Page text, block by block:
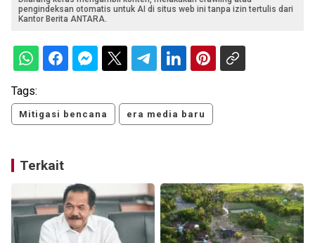
pengindeksan otomatis untuk AI di situs web ini tanpa izin tertulis dari
Kantor Berita ANTARA.
Tags:
Mitigasi bencana era media baru
Terkait